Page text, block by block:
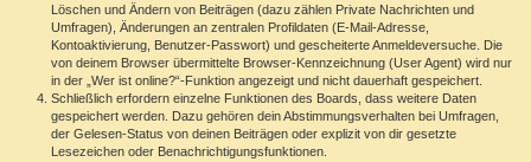
Löschen und Ändern von Beiträgen (dazu zählen Private Nachrichten und
Umfragen), Änderungen an zentralen Profildaten (E-Mail-Adresse,
Kontoaktivierung, Benutzer-Passwort) und gescheiterte Anmeldeversuche. Die
von deinem Browser übermittelte Browser-Kennzeichnung (User Agent) wird nur
in der „Wer ist online?“-Funktion angezeigt und nicht dauerhaft gespeichert.
Schließlich erfordern einzelne Funktionen des Boards, dass weitere Daten
gespeichert werden. Dazu gehören dein Abstimmungsverhalten bei Umfragen,
der Gelesen-Status von deinen Beiträgen oder explizit von dir gesetzte
Lesezeichen oder Benachrichtigungsfunktionen.